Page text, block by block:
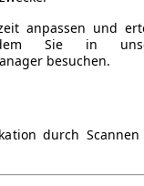
anpassen und
Sie in
besuchen.
durch Scannen